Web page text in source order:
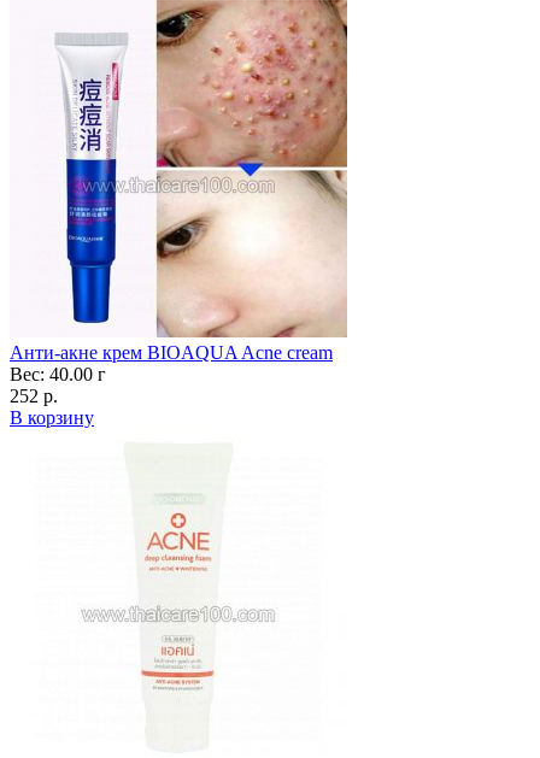
Анти-акне крем BIOAQUA Acne cream
Вес: 40.00 г
252 р.
В корзину